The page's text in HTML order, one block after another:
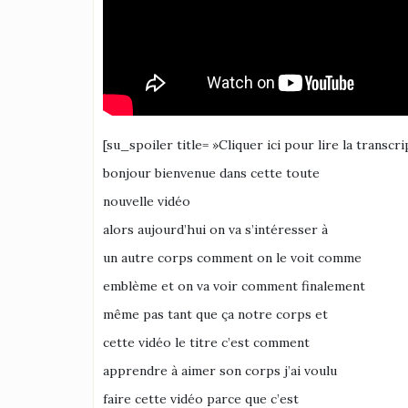
[su_spoiler title= »Cliquer ici pour lire la
bonjour bienvenue dans cette toute
nouvelle vidéo
alors aujourd’hui on va s’intéresser à
un autre corps comment on le voit comme
emblème et on va voir comment finalement
même pas tant que ça notre corps et
cette vidéo le titre c’est comment
apprendre à aimer son corps j’ai voulu
faire cette vidéo parce que c’est